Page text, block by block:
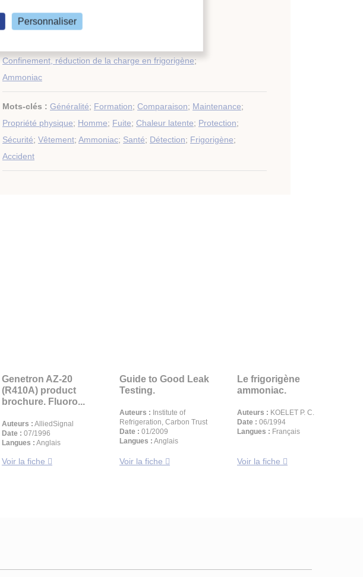
Confinement, réduction de la charge en frigorigène;
Ammoniac
Mots-clés : Généralité; Formation; Comparaison; Maintenance;
Propriété physique; Homme; Fuite; Chaleur latente; Protection;
Sécurité; Vêtement; Ammoniac; Santé; Détection; Frigorigène;
Accident
Genetron AZ-20
(R410A) product
brochure. Fluoro...
Auteurs : AlliedSignal
Date : 07/1996
Langues : Anglais
Voir la fiche
Guide to Good Leak
Testing.
Auteurs : Institute of
Refrigeration, Carbon Trust
Date : 01/2009
Langues : Anglais
Voir la fiche
Le frigorigène
ammoniac.
Auteurs : KOELET P. C.
Date : 06/1994
Langues : Français
Voir la fiche
Personnaliser